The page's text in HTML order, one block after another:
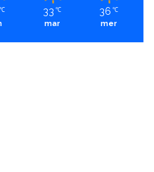
℃ 33 ℃
mar
36 ℃
mer